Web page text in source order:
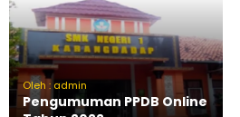
Oleh : admin
Pengumuman PPDB Online